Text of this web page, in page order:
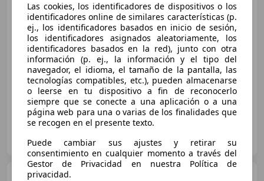
€ 14.990
Súperoferta
01/2019 111.586 km Diésel 110 kW (150 CV)
GRUPO FLEXICAR VALENCIA.
ES-46980 PATERNA
Las cookies, los identificadores de dispositivos o los
identificadores online de similares características (p.
ej., los identificadores basados en inicio de sesión,
los identificadores asignados aleatoriamente, los
identificadores basados en la red), junto con otra
información (p. ej., la información y el tipo del
navegador, el idioma, el tamaño de la pantalla, las
tecnologías compatibles, etc.), pueden almacenarse
o leerse en tu dispositivo a fin de reconocerlo
siempre que se conecte a una aplicación o a una
página web para una o varias de los finalidades que
se recogen en el presente texto.
Puede cambiar sus ajustes y retirar su
consentimiento en cualquier momento a través del
Gestor de Privacidad en nuestra Política de
privacidad.